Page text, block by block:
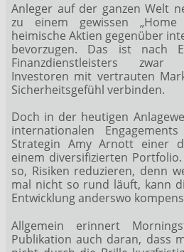
Anleger auf der ganzen Welt
zu einem gewissen „Home
heimische Aktien gegenüber
bevorzugen. Das ist nach
Finanzdienstleisters zwar
Investoren mit vertrauten
Sicherheitsgefühl verbinden.
Doch in der heutigen
internationalen
Strategin Amy Arnott einer
einem diversifizierten
so, Risiken reduzieren, denn
mal nicht so rund läuft, kann
Entwicklung anderswo
Allgemein erinnert
Publikation auch daran, dass